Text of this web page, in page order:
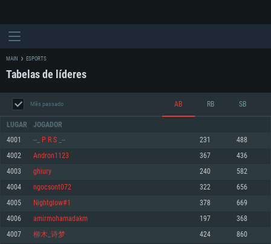
REQUERIMENTOS DE SISTEMA
Mínimo
Mínimo
Mínimo
MAIN ESPORTS
Tabelas de líderes
Mês passado AB RB SB
LUGAR JOGADOR
4001 --_ P R S _-- 231 488
4002 Andron1123 367 436
4003 ghiury 240 582
4004 ngocsont072 322 656
4005 Nightglow#1 378 669
4006 amirmohamadakm 197 368
4007 柳木_诗梦 424 860